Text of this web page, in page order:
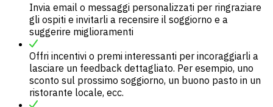
Invia email o messaggi personalizzati per ringraziare
gli ospiti e invitarli a recensire il soggiorno e a
suggerire miglioramenti
Offri incentivi o premi interessanti per incoraggiarli a
lasciare un feedback dettagliato. Per esempio, uno
sconto sul prossimo soggiorno, un buono pasto in un
ristorante locale, ecc.